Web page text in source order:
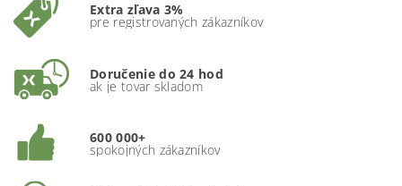
Extra zľava 3%
pre registrovaných zákazníkov
Doručenie do 24 hod
ak je tovar skladom
600 000+
spokojných zákazníkov